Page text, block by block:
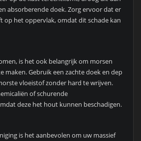
absorberende doek. Zorg ervoor dat er
op het oppervlak, omdat dit schade kan
is het ook belangrijk om morsen
maken. Gebruik een zachte doek en dep
vloeistof zonder hard te wrijven.
of schurende
deze het hout kunnen beschadigen.
is het aanbevolen om uw massief